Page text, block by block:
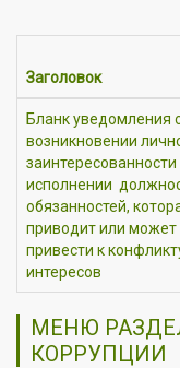
Заголовок
Бланк уведомления
возникновении
заинтересованности
исполнении
обязанностей,
приводит или может
привести к
интересов
МЕНЮ
КОРРУПЦИИ